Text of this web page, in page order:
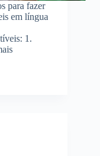
para fazer
em língua
1.